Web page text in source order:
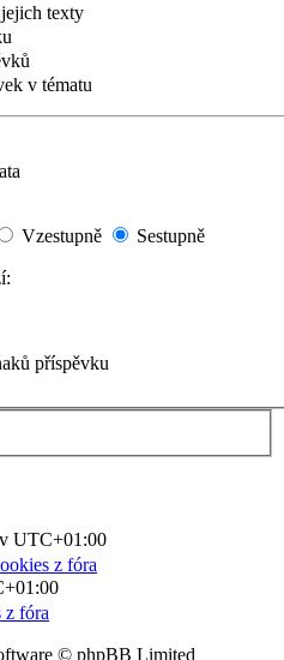
texty
v tématu
Vzestupně
Sestupně
příspěvku
UTC+01:00
z fóra
z fóra
© phpBB Limited